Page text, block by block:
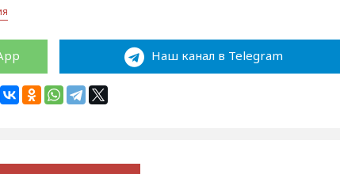
Наш канал в Telegram